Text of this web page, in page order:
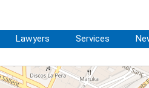
Lawyers Services